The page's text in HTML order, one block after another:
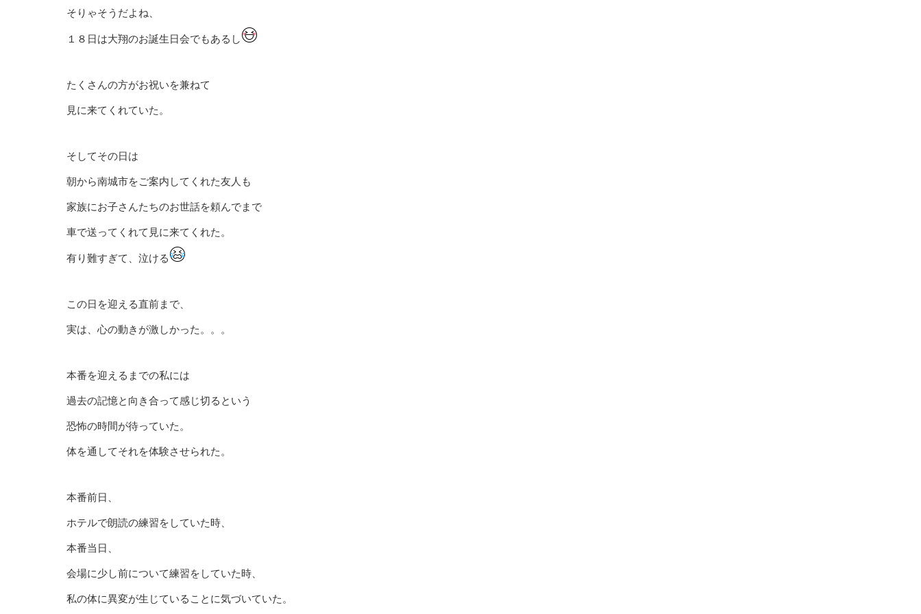
そりゃそうだよね、
１８日は大翔のお誕生日会でもあるし
たくさんの方がお祝いを兼ねて
見に来てくれていた。
そしてその日は
朝から南城市をご案内してくれた友人も
家族にお子さんたちのお世話を頼んでまで
車で送ってくれて見に来てくれた。
有り難すぎて、泣ける
この日を迎える直前まで、
実は、心の動きが激しかった。。。
本番を迎えるまでの私には
過去の記憶と向き合って感じ切るという
恐怖の時間が待っていた。
体を通してそれを体験させられた。
本番前日、
ホテルで朗読の練習をしていた時、
本番当日、
会場に少し前について練習をしていた時、
私の体に異変が生じていることに気づいていた。